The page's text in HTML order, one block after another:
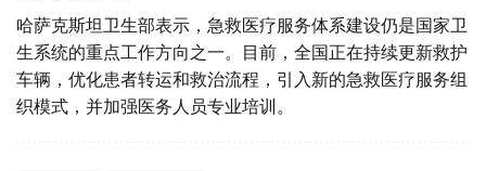
哈萨克斯坦卫生部表示，急救医疗服务体系建设仍是国家卫
生系统的重点工作方向之一。目前，全国正在持续更新救护
车辆，优化患者转运和救治流程，引入新的急救医疗服务组
织模式，并加强医务人员专业培训。